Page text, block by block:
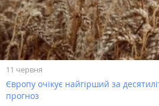
11 червня
Європу очікує найгірший за
прогноз